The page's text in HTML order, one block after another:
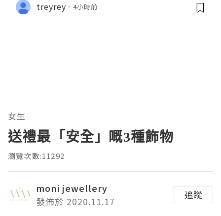
treyrey 4小時前
女生
送禮最「安全」嘅3種飾物
瀏覽次數:11292
moni jewellery
發佈於 2020.11.17
追蹤